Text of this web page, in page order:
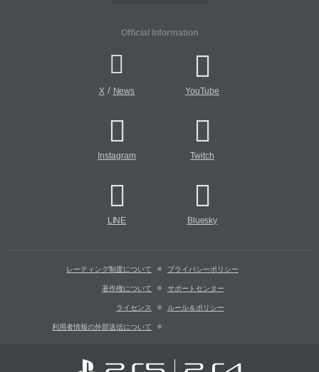
Official Information
X/ News YouTube
Instagram Twitch
LINE Bluesky
レーティング制度について プライバシーポリシー
著作権について サポートセンター
ライセンス ルール＆ポリシー
利用者情報の外部送信について